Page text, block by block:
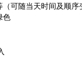
可随当天时间及顺序
色